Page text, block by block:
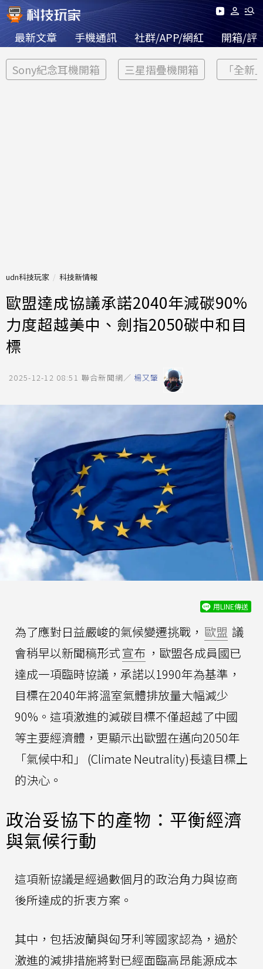
最新文章 手機通訊 社群/APP/網紅 開箱/評
Sony紀念耳機開箱 三星摺疊機開箱 「全新
udn科技玩家 科技新情報
歐盟達成協議承諾2040年減碳90%
力度超越美中、劍指2050碳中和目
標
2025-12-12 08:51 聯合新聞網／ 楊又肇
用LINE傳送
為了應對日益嚴峻的氣候變遷挑戰， 歐盟 議
會稍早以新聞稿形式宣布 ，歐盟各成員國已
達成一項臨時協議，承諾以1990年為基準，
目標在2040年將溫室氣體排放量大幅減少
90%。這項激進的減碳目標不僅超越了中國
等主要經濟體，更顯示出歐盟在邁向2050年
「氣候中和」 (Climate Neutrality)長遠目標上
的決心。
政治妥協下的產物：平衡經濟
與氣候行動
這項新協議是經過數個月的政治角力與協商
後所達成的折衷方案。
其中，包括波蘭與匈牙利等國家認為，過於
激進的減排措施將對已經面臨高昂能源成本